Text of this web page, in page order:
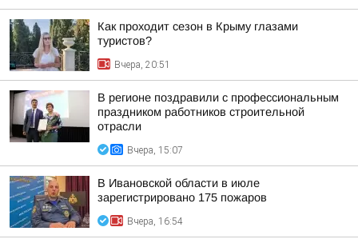
Как проходит сезон в Крыму глазами
туристов?
Вчера, 20:51
В регионе поздравили с профессиональным
праздником работников строительной
отрасли
Вчера, 15:07
В Ивановской области в июле
зарегистрировано 175 пожаров
Вчера, 16:54